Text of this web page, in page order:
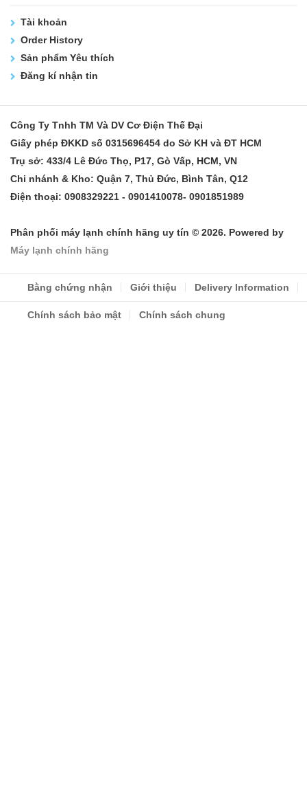
Tài khoản
Order History
Sản phẩm Yêu thích
Đăng kí nhận tin
Công Ty Tnhh TM Và DV Cơ Điện Thế Đại
Giấy phép ĐKKD số 0315696454 do Sở KH và ĐT HCM
Trụ sở: 433/4 Lê Đức Thọ, P17, Gò Vấp, HCM, VN
Chi nhánh & Kho: Quận 7, Thủ Đức, Bình Tân, Q12
Điện thoại: 0908329221 - 0901410078- 0901851989
Phân phối máy lạnh chính hãng uy tín © 2026. Powered by
Máy lạnh chính hãng
Bằng chứng nhận Giới thiệu Delivery Information
Chính sách bảo mật Chính sách chung